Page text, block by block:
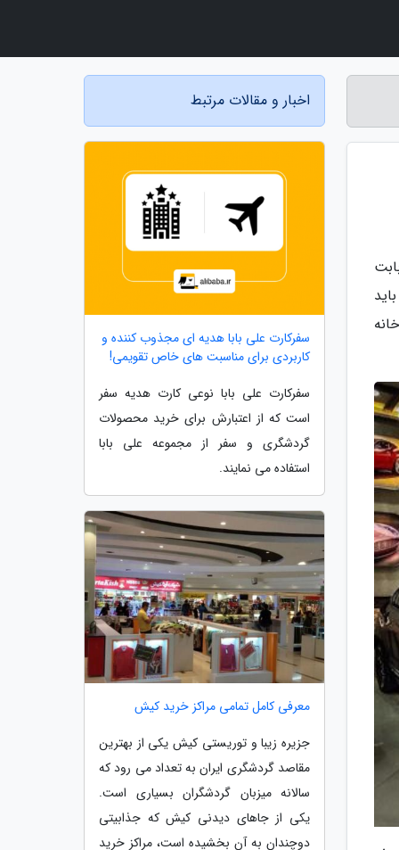
الان بابت
خانه
اخبار و مقالات مرتبط
سفرکارت علی بابا هدیه ای مجذوب کننده و
کاربردی برای مناسبت های خاص تقویمی!
سفرکارت علی بابا نوعی کارت هدیه سفر
است که از اعتبارش برای خرید محصولات
گردشگری و سفر از مجموعه علی بابا
استفاده می نمایند.
معرفی کامل تمامی مراکز خرید کیش
جزیره زیبا و توریستی کیش یکی از بهترین
مقاصد گردشگری ایران به تعداد می رود که
سالانه میزبان گردشگران بسیاری است.
یکی از جاهای دیدنی کیش که جذابیتی
دوچندان به آن بخشیده است، مراکز خرید